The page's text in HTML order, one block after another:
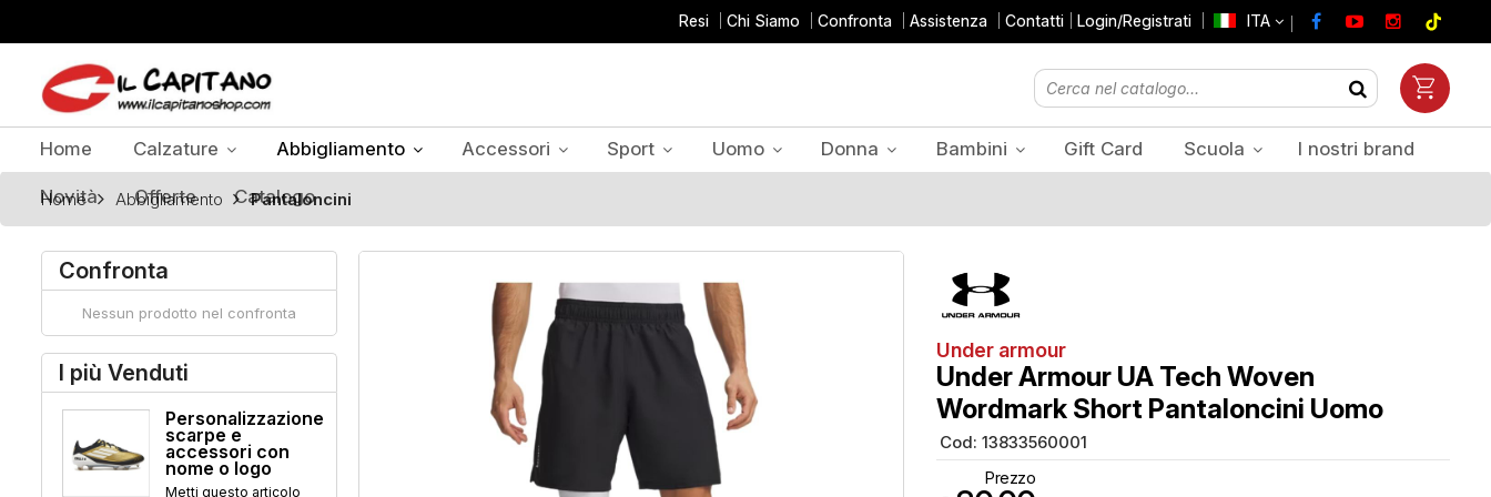
Resi Chi Siamo Confronta Assistenza Contatti Login/Registrati ITA
Home Calzature Abbigliamento Accessori Sport Uomo Donna Bambini Gift Card Scuola I nostri brand
Novità Offerte Catalogo
Home Abbigliamento Pantaloncini
Under armour
Under Armour UA Tech Woven
Wordmark Short Pantaloncini Uomo
Cod:13833560001
Prezzo
Confronta
Nessun prodotto nel confronta
I più Venduti
Personalizzazione
scarpe e
accessori con
nome o logo
Metti questo articolo